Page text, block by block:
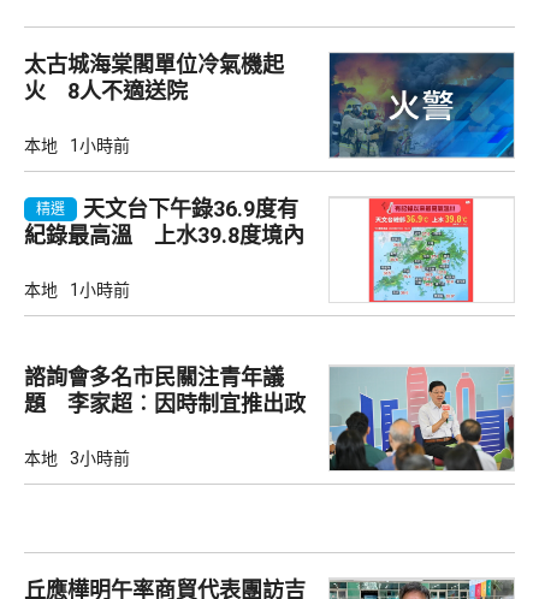
太古城海棠閣單位冷氣機起
火 8人不適送院
本地 1小時前
精選
天文台下午錄36.9度有
紀錄最高溫 上水39.8度境內
本地 1小時前
諮詢會多名市民關注青年議
題 李家超︰因時制宜推出政
本地 3小時前
丘應樺明午率商貿代表團訪吉